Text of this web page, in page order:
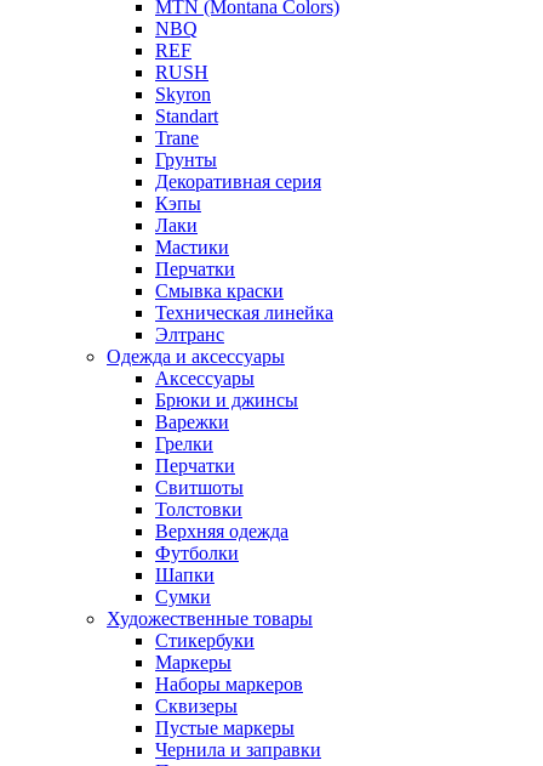
MTN (Montana Colors)
NBQ
REF
RUSH
Skyron
Standart
Trane
Грунты
Декоративная серия
Кэпы
Лаки
Мастики
Перчатки
Смывка краски
Техническая линейка
Элтранс
Одежда и аксессуары
Аксессуары
Брюки и джинсы
Варежки
Грелки
Перчатки
Свитшоты
Толстовки
Верхняя одежда
Футболки
Шапки
Сумки
Художественные товары
Стикербуки
Маркеры
Наборы маркеров
Сквизеры
Пустые маркеры
Чернила и заправки